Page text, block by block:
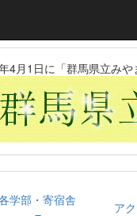
4月1日に「群馬県立みや
学部・寄宿舎 ア